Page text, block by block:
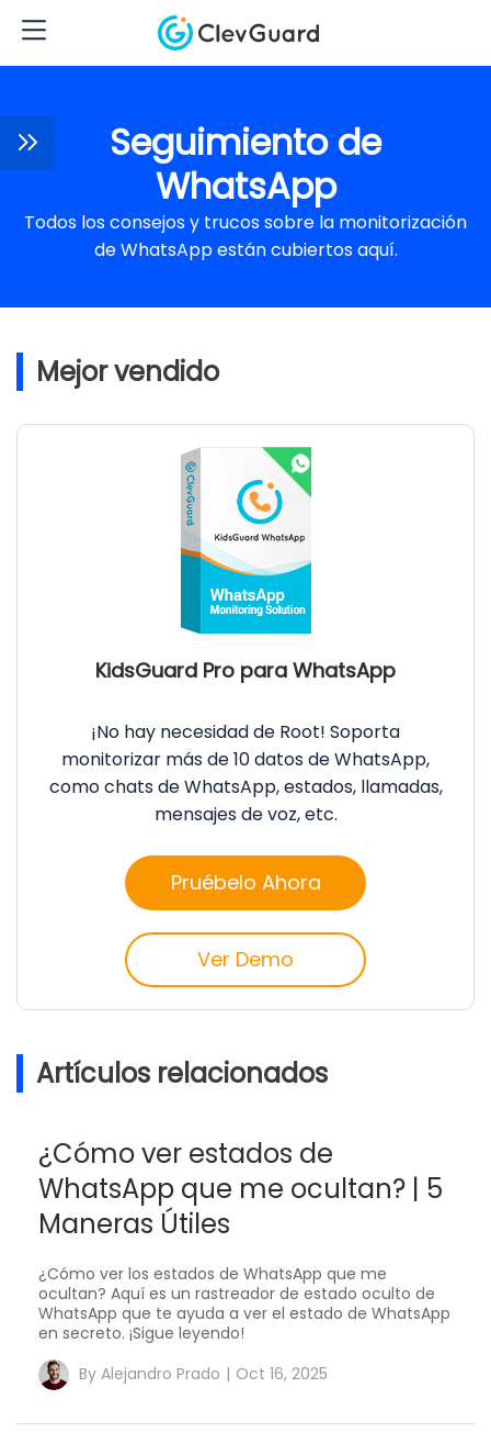
Seguimiento de
WhatsApp
Todos los consejos y trucos sobre la monitorización
de WhatsApp están cubiertos aquí.
Mejor vendido
KidsGuard Pro para WhatsApp
¡No hay necesidad de Root! Soporta
monitorizar más de 10 datos de WhatsApp,
como chats de WhatsApp, estados, llamadas,
mensajes de voz, etc.
Pruébelo Ahora
Ver Demo
Artículos relacionados
¿Cómo ver estados de
WhatsApp que me ocultan? | 5
Maneras Útiles
¿Cómo ver los estados de WhatsApp que me
ocultan? Aquí es un rastreador de estado oculto de
WhatsApp que te ayuda a ver el estado de WhatsApp
en secreto. ¡Sigue leyendo!
By Alejandro Prado | Oct 16, 2025